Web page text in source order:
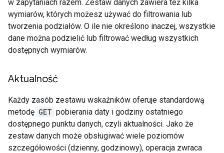
w zapytaniach razem. Zestaw danych zawiera też kilka
wymiarów, których możesz używać do filtrowania lub
tworzenia podziałów. O ile nie określono inaczej, wszystkie
dane można podzielić lub filtrować według wszystkich
dostępnych wymiarów.
Aktualność
Każdy zasób zestawu wskaźników oferuje standardową
metodę GET pobierania daty i godziny ostatniego
dostępnego punktu danych, czyli aktualności. Jako że
zestaw danych może obsługiwać wiele poziomów
szczegółowości (dzienny, godzinowy), operacja zwraca